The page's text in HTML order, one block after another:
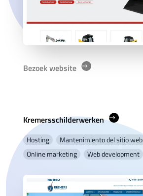
Bezoek website
Kremersschilderwerken
Hosting
Mantenimiento del sitio web
Online marketing
Web development